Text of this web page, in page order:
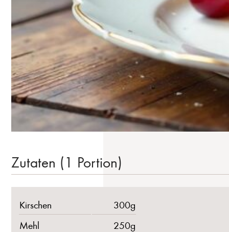
Zutaten (1 Portion)
Kirschen
300g
Mehl
250g